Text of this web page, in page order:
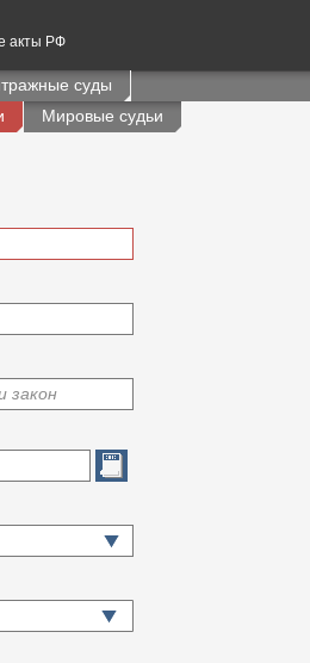
акты РФ
суды
Мировые судьи
закон